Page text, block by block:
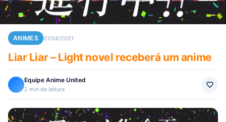
ANIMES 01/04/2021
Liar Liar – Light novel receberá um anime
Equipe Anime United
2 min de leitura